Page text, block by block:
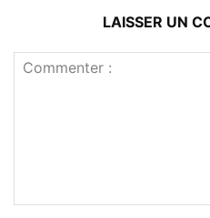
LAISSER UN